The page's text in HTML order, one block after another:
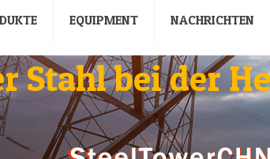
EQUIPMENT NACHRICHTEN
Stahl bei der